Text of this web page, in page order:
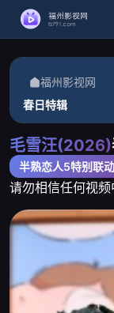
福州影视网
春日特辑
毛雪汪(2026)
半熟恋人5特别联动
请勿相信任何视频